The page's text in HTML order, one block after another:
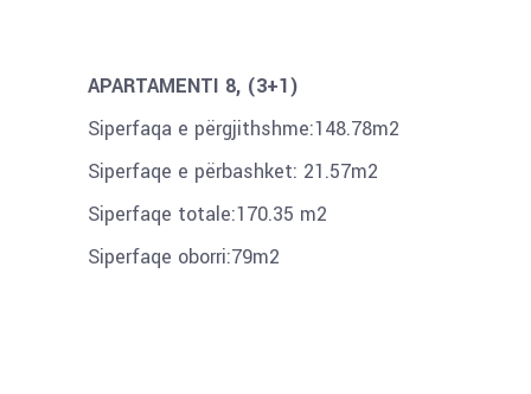
APARTAMENTI 8, (3+1)
Siperfaqa e përgjithshme:148.78m2
Siperfaqe e përbashket: 21.57m2
Siperfaqe totale:170.35 m2
Siperfaqe oborri:79m2